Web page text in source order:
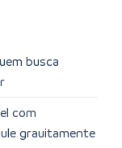
busca
com
grauitamente